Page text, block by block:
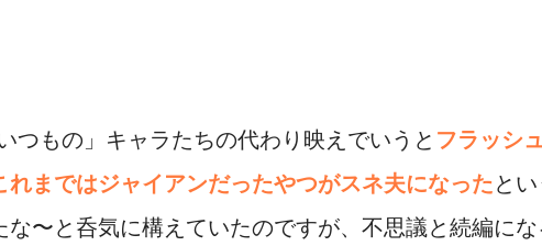
つもの」キャラたちの代わり映えでいうと フラッシュ
れまではジャイアンだったやつがスネ夫になったと
な〜と呑気に構えていたのですが、不思議と続編に